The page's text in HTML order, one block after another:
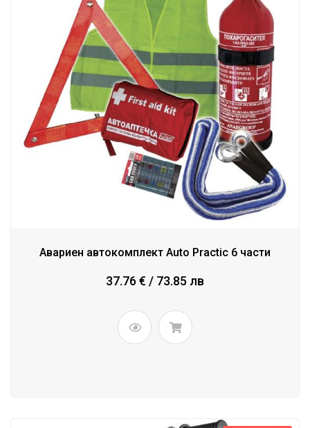
Авариен автокомплект Auto Practic 6 части
37.76 € / 73.85 лв